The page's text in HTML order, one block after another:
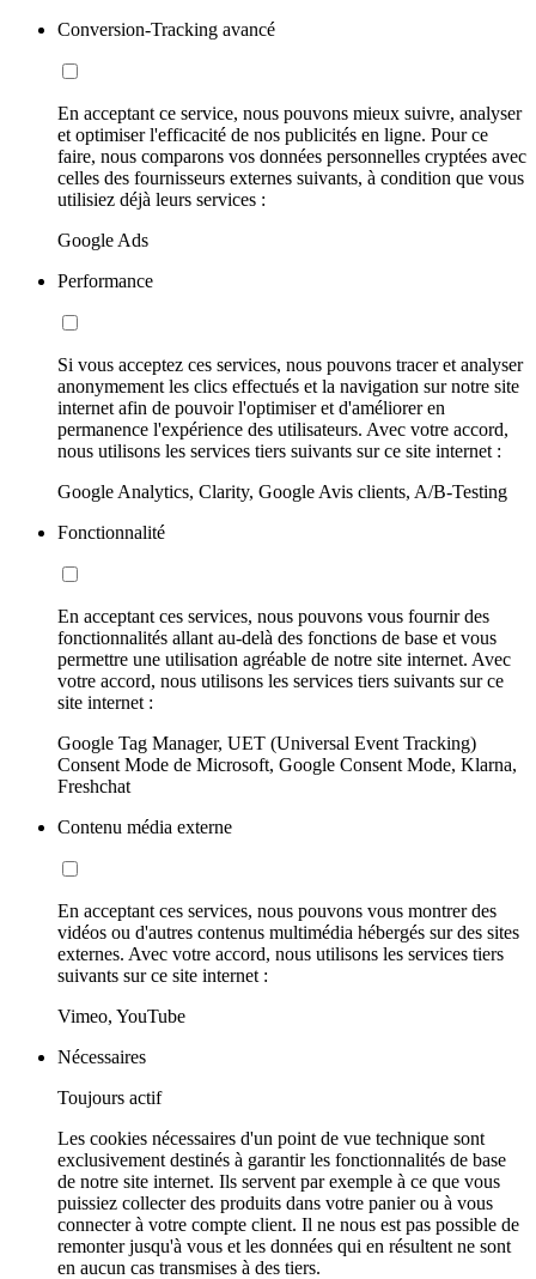
Conversion-Tracking avancé
En acceptant ce service, nous pouvons mieux suivre, analyser
et optimiser l'efficacité de nos publicités en ligne. Pour ce
faire, nous comparons vos données personnelles cryptées avec
celles des fournisseurs externes suivants, à condition que vous
utilisiez déjà leurs services :
Google Ads
Performance
Si vous acceptez ces services, nous pouvons tracer et analyser
anonymement les clics effectués et la navigation sur notre site
internet afin de pouvoir l'optimiser et d'améliorer en
permanence l'expérience des utilisateurs. Avec votre accord,
nous utilisons les services tiers suivants sur ce site internet :
Google Analytics, Clarity, Google Avis clients, A/B-Testing
Fonctionnalité
En acceptant ces services, nous pouvons vous fournir des
fonctionnalités allant au-delà des fonctions de base et vous
permettre une utilisation agréable de notre site internet. Avec
votre accord, nous utilisons les services tiers suivants sur ce
site internet :
Google Tag Manager, UET (Universal Event Tracking)
Consent Mode de Microsoft, Google Consent Mode, Klarna,
Freshchat
Contenu média externe
En acceptant ces services, nous pouvons vous montrer des
vidéos ou d'autres contenus multimédia hébergés sur des sites
externes. Avec votre accord, nous utilisons les services tiers
suivants sur ce site internet :
Vimeo, YouTube
Nécessaires
Toujours actif
Les cookies nécessaires d'un point de vue technique sont
exclusivement destinés à garantir les fonctionnalités de base
de notre site internet. Ils servent par exemple à ce que vous
puissiez collecter des produits dans votre panier ou à vous
connecter à votre compte client. Il ne nous est pas possible de
remonter jusqu'à vous et les données qui en résultent ne sont
en aucun cas transmises à des tiers.